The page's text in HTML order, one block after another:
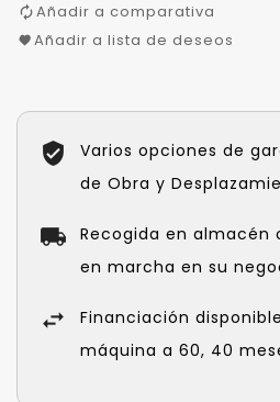
Añadir a comparativa
Añadir a lista de deseos
Varios opciones de
de Obra y
Recogida en almacén
en marcha en su
Financiación
máquina a 60, 40